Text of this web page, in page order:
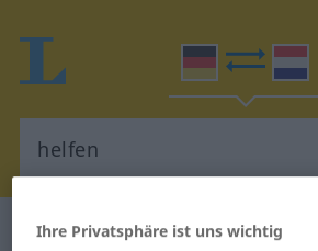
Deutsch-Niederländisch
Ihre Privatsphäre ist uns wichtig